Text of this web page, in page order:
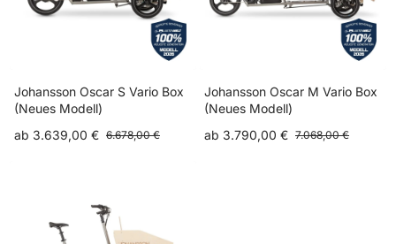
Johansson Oscar S Vario Box
(Neues Modell)
ab 3.639,00 € 6.678,00 €
Johansson Oscar M Vario Box
(Neues Modell)
ab 3.790,00 € 7.068,00 €